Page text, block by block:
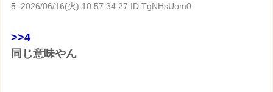
5: 2026/06/16(火) 10:57:34.27 ID:TgNHsUom0
>>4
同じ意味やん